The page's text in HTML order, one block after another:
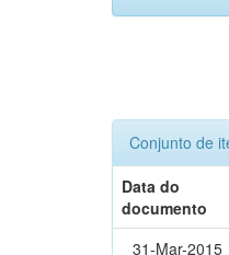
Conjunto de
Data do
documento
31-Mar-2015